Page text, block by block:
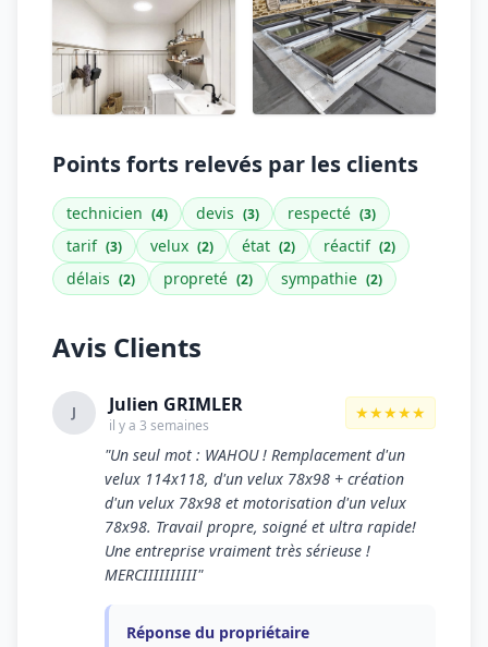
Points forts relevés par les clients
technicien (4) devis (3) respecté (3)
tarif (3) velux (2) état (2) réactif (2)
délais (2) propreté (2) sympathie (2)
Avis Clients
J Julien GRIMLER
il y a 3 semaines
★★★★★
"Un seul mot : WAHOU ! Remplacement d'un
velux 114x118, d'un velux 78x98 + création
d'un velux 78x98 et motorisation d'un velux
78x98. Travail propre, soigné et ultra rapide!
Une entreprise vraiment très sérieuse !
MERCIIIIIIIIII"
Réponse du propriétaire